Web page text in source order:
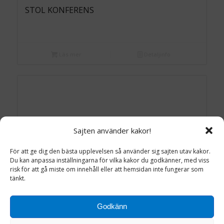
Sajten använder kakor!
För att ge dig den bästa upplevelsen så använder sig sajten utav kakor.
Du kan anpassa inställningarna för vilka kakor du godkänner, med viss
risk för att gå miste om innehåll eller att hemsidan inte fungerar som
tänkt.
Godkänn
STOL KONFERENS